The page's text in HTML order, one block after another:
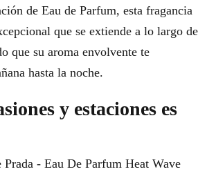
de Eau de Parfum, esta fragancia
que se extiende a lo largo de
que su aroma envolvente te
hasta la noche.
y estaciones es
- Eau De Parfum Heat Wave